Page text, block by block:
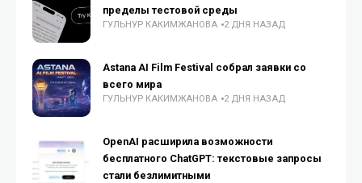
пределы тестовой среды
ГУЛЬНУР КАКИМЖАНОВА 2 ДНЯ НАЗАД
Astana AI Film Festival собрал заявки со
всего мира
ГУЛЬНУР КАКИМЖАНОВА 2 ДНЯ НАЗАД
OpenAI расширила возможности
бесплатного ChatGPT: текстовые запросы
стали безлимитными